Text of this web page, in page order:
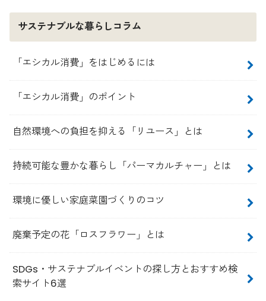
サステナブルな暮らしコラム
「エシカル消費」をはじめるには
「エシカル消費」のポイント
自然環境への負担を抑える「リユース」とは
持続可能な豊かな暮らし「パーマカルチャー」とは
環境に優しい家庭菜園づくりのコツ
廃棄予定の花「ロスフラワー」とは
SDGs・サステナブルイベントの探し方とおすすめ検
索サイト6選